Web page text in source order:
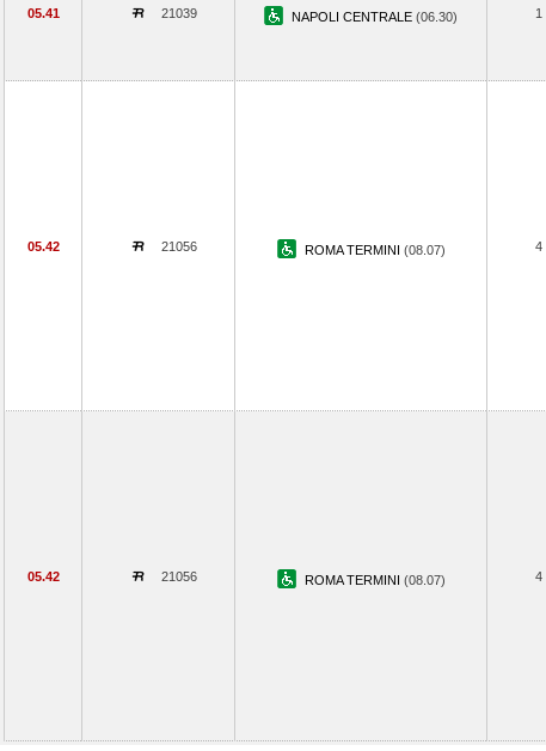
05.41 21039 NAPOLI CENTRALE (06.30) 1
05.42 21056 ROMA TERMINI (08.07) 4
05.42 21056 ROMA TERMINI (08.07) 4